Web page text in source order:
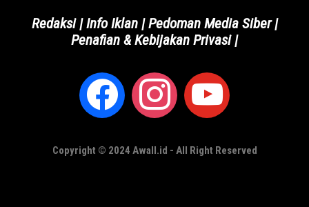
Redaksi|Info Iklan|Pedoman Media Siber|
Penafian & Kebijakan Privasi|
Copyright © 2024 Awall.id - All Right Reserved